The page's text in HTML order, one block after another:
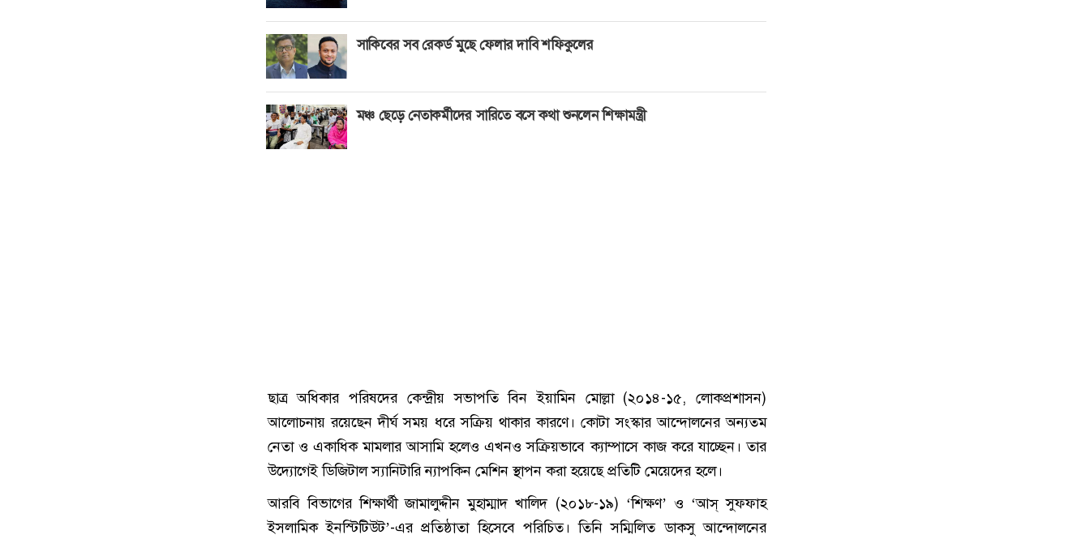
সাকিবের সব রেকর্ড মুছে ফেলার দাবি শফিকুলের
মঞ্চ ছেড়ে নেতাকর্মীদের সারিতে বসে কথা শুনলেন শিক্ষামন্ত্রী
ছাত্র অধিকার পরিষদের কেন্দ্রীয় সভাপতি বিন ইয়ামিন মোল্লা (২০১৪-১৫, লোকপ্রশাসন)
আলোচনায় রয়েছেন দীর্ঘ সময় ধরে সক্রিয় থাকার কারণে। কোটা সংস্কার আন্দোলনের অন্যতম
নেতা ও একাধিক মামলার আসামি হলেও এখনও সক্রিয়ভাবে ক্যাম্পাসে কাজ করে যাচ্ছেন। তার
উদ্যোগেই ডিজিটাল স্যানিটারি ন্যাপকিন মেশিন স্থাপন করা হয়েছে প্রতিটি মেয়েদের হলে।
আরবি বিভাগের শিক্ষার্থী জামালুদ্দীন মুহাম্মাদ খালিদ (২০১৮-১৯) ‘শিক্ষণ’ ও ‘আস্ সুফফাহ
ইসলামিক ইনস্টিটিউট’-এর প্রতিষ্ঠাতা হিসেবে পরিচিত। তিনি সম্মিলিত ডাকসু আন্দোলনের